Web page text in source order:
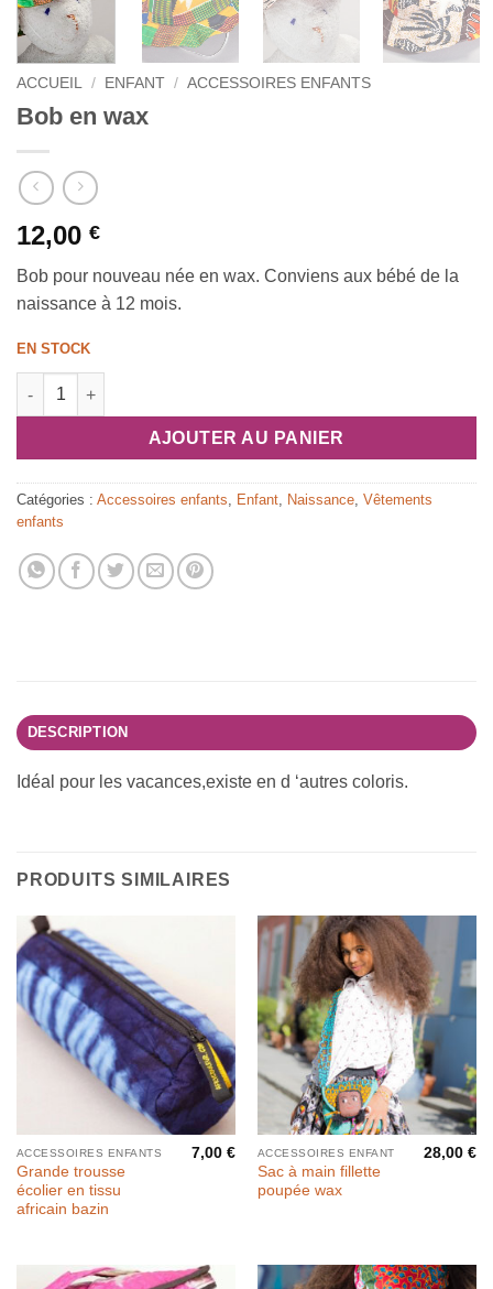
ACCUEIL / ENFANT / ACCESSOIRES ENFANTS
Bob en wax
12,00 €
Bob pour nouveau née en wax. Conviens aux bébé de la
naissance à 12 mois.
EN STOCK
quantité de Bob en wax
AJOUTER AU PANIER
Catégories : Accessoires enfants Enfant Naissance Vêtements
enfants
DESCRIPTION
Idéal pour les vacances,existe en d ‘autres coloris.
PRODUITS SIMILAIRES
ACCESSOIRES ENFANTS
Grande trousse
écolier en tissu
africain bazin
7,00€ ACCESSOIRES ENFANT
Sac à main fillette
poupée wax
28,00€